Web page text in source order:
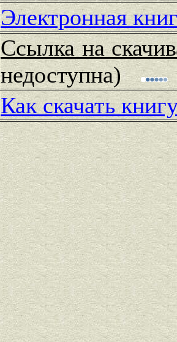
Электронная
Ссылка на
недоступна)
Как скачать